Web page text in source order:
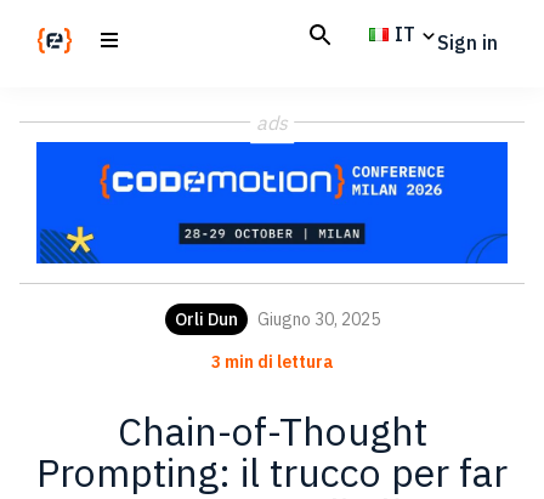
Magazine
code
IT Sign in
ads
Orli Dun
Giugno 30, 2025
3 min di lettura
Chain-of-Thought
Prompting: il trucco per far